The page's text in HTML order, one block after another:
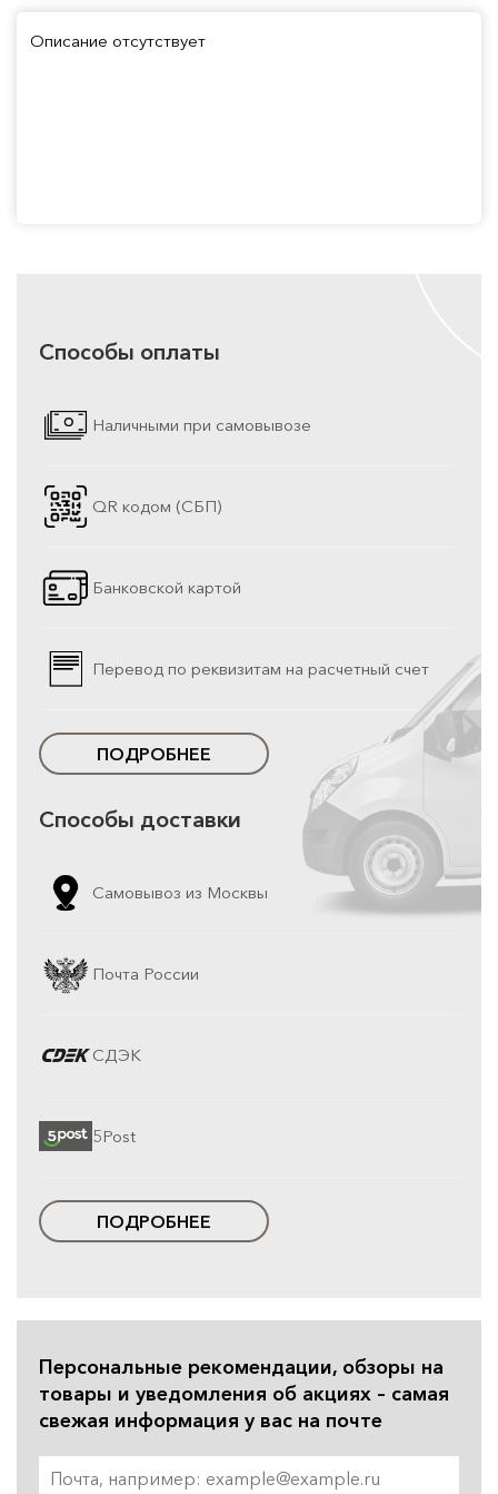
Описание отсутствует
Способы оплаты
Наличными при самовывозе
QR кодом (СБП)
Банковской картой
Перевод по реквизитам на расчетный счет
ПОДРОБНЕЕ
Способы доставки
Самовывоз из Москвы
Почта России
СДЭК
5Post
ПОДРОБНЕЕ
Персональные рекомендации, обзоры на
товары и уведомления об акциях – самая
свежая информация у вас на почте